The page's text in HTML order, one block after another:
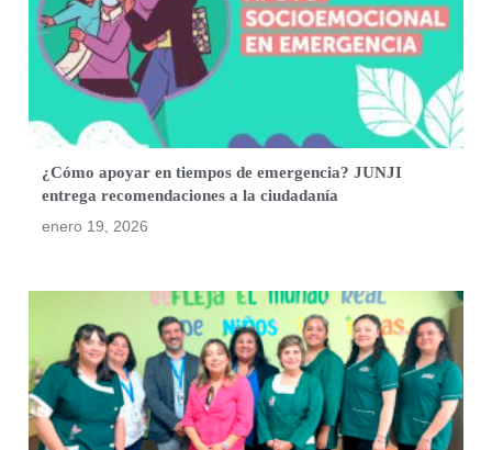
¿Cómo apoyar en tiempos de emergencia? JUNJI
entrega recomendaciones a la ciudadanía
enero 19, 2026